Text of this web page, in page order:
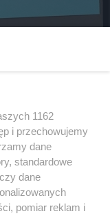
zł, żeby
1162
i przechowujemy
dane
standardowe
dane
pomiar reklam i